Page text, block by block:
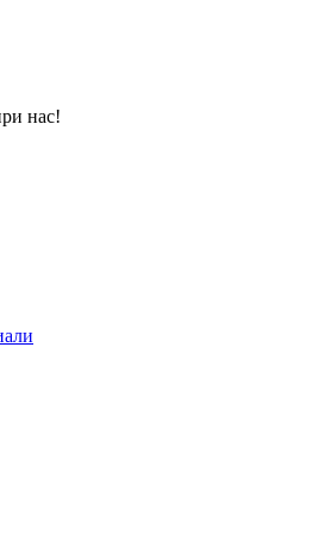
нас!